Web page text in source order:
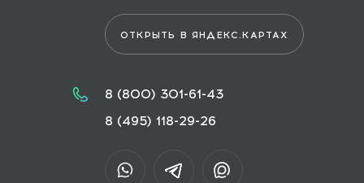
ОТКРЫТЬ В ЯНДЕКС.КАРТАХ
8 (800) 301-61-43
8 (495) 118-29-26